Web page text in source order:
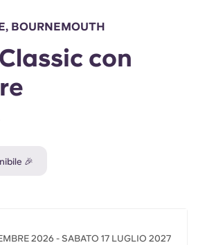
Chinese
Español
BOURNEMOUTH
con
🎉
2026 - SABATO 17 LUGLIO 2027